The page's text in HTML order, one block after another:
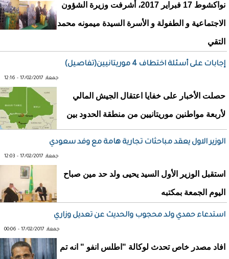
نواكشوط 17 فبراير 2017، أشرفت وزيرة الشؤون
الاجتماعية و الطفولة و الأسرة السيدة ميمونه محمد
التقي
إجابات على أسئلة اختطاف 4 موريتانيين(تفاصيل)
جمعة, 17/02/2017 - 12:16
حصلت الأخبار على خفايا اعتقال الجيش المالي
لأربعة مواطنين موريتانيين من منطقة الحدود بين
الوزير الاول يعقد مباحثات تجارية هامة مع وفد سعودي
جمعة, 17/02/2017 - 12:03
استقبل الوزير الأول السيد يحيى ولد حد مين صباح
اليوم الجمعة بمكتبه
استدعاء حمدي ولد محجوب والحديث عن تعديل وزاري
جمعة, 17/02/2017 - 00:06
افاد مصدر خاص تحدث لوكالة "اطلس انفو " انه تم